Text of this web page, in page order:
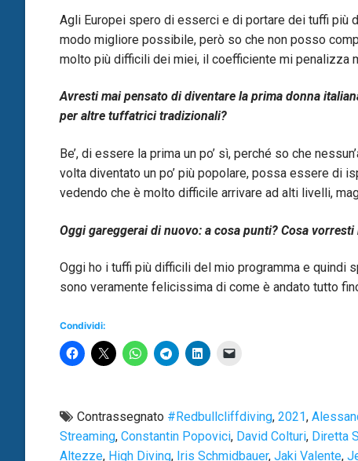
Agli Europei spero di esserci e di portare dei tuffi più
modo migliore possibile, però so che non posso
molto più difficili dei miei, il coefficiente mi penalizza
Avresti mai pensato di diventare la prima donna
per altre tuffatrici tradizionali?
Be’, di essere la prima un po’ sì, perché so che
volta diventato un po’ più popolare, possa essere di
vedendo che è molto difficile arrivare ad alti livelli,
Oggi gareggerai di nuovo: a cosa punti? Cosa
Oggi ho i tuffi più difficili del mio programma e quindi
sono veramente felicissima di come è andato tutto
Condividi:
Contrassegnato #redbullcliffdiving, 2021,
Streaming, Constantin Popovici, David Colturi, Diretta
Altezze, High Diving, Iris Schmidbauer, Jaki Valente,